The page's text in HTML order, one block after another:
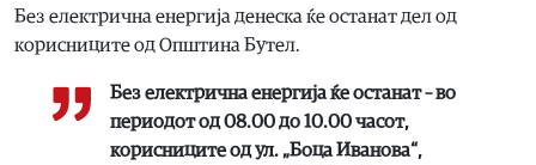
Без електрична енергија денеска ќе останат дел од
корисниците од Општина Бутел.
Без електрична енергија ќе останат – во
периодот од 08.00 до 10.00 часот,
корисниците од ул. „Боца Иванова“,